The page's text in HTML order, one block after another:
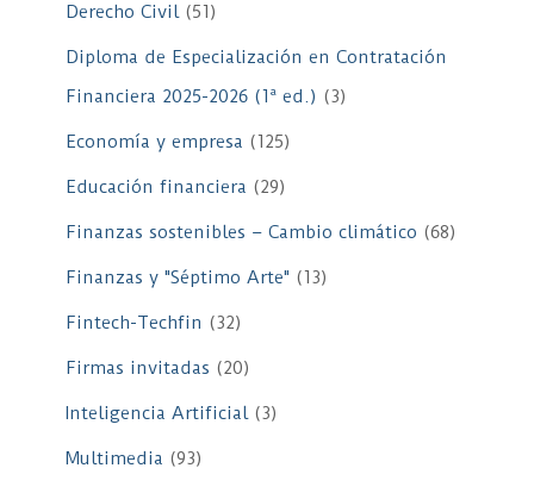
Derecho Civil(51)
Diploma de Especialización en Contratación
Financiera 2025-2026 (1ª ed.) (3)
Economía y empresa (125)
Educación financiera (29)
Finanzas sostenibles – Cambio climático (68)
Finanzas y "Séptimo Arte" (13)
Fintech-Techfin (32)
Firmas invitadas (20)
Inteligencia Artificial(3)
Multimedia (93)